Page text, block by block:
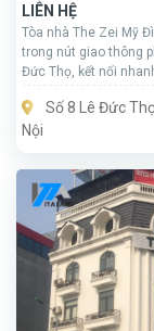
LIÊN HỆ
Tòa nhà The Zei Mỹ
trong nút giao thông
Đức Thọ, kết nối
Số 8 Lê Đức
Nội